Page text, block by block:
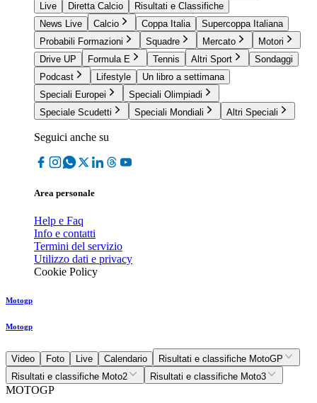
Live
Diretta Calcio
Risultati e Classifiche
News Live
Calcio Coppa Italia
Supercoppa Italiana
Probabili Formazioni
Squadre Mercato
Motori
Drive UP
Formula E Tennis Altri Sport
Sondaggi
Podcast
Lifestyle
Un libro a settimana
Speciali Europei
Speciali Olimpiadi
Speciale Scudetti
Speciali Mondiali Altri Speciali
Seguici anche su
Area personale
Help e Faq
Info e contatti
Termini del servizio
Utilizzo dati e privacy
Cookie Policy
Motogp
Motogp
Video Foto Live Calendario
Risultati e classifiche MotoGP
Risultati e classifiche Moto2
Risultati e classifiche Moto3
MOTOGP